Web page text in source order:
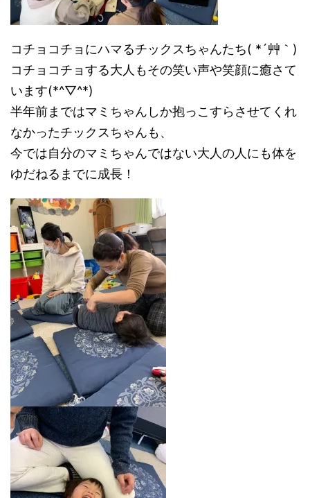
コチョコチョにハマるチックスちゃんたち( *´艸｀)
コチョコチョする大人もその笑い声や笑顔に癒さて
います(*^▽^*)
半年前まではマミちゃんしか抱っこすらさせてくれ
なかったチックスちゃんも、
今では自分のマミちゃんではない大人の人にも体を
ゆだねるまでに成長！